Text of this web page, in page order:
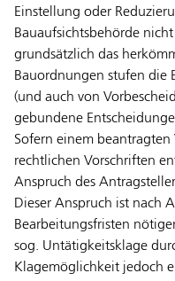
Einstellung oder
Bauaufsichtsbehörde
grundsätzlich das
Bauordnungen stufen die
(und auch von
gebundene
Sofern einem
rechtlichen Vorschriften
Anspruch des
Dieser Anspruch ist nach
Bearbeitungsfristen
sog. Untätigkeitsklage
Klagemöglichkeit jedoch